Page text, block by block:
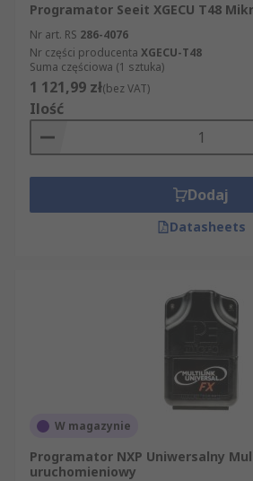
Programator Seeit XGECU T48
Nr art. RS 286-4076
Nr części producenta XGECU-T48
Suma częściowa (1 sztuka)
1 121,99 zł(bez VAT)
Ilość
Dodaj
Datasheets
W magazynie
Programator NXP Uniwersalny
uruchomieniowy